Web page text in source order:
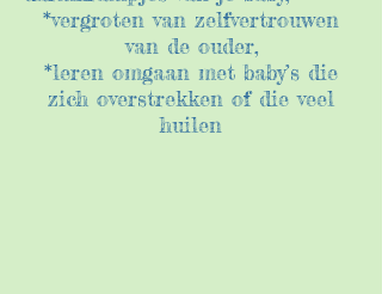
*vergroten van zelfvertrouwen
van de ouder,
*leren omgaan met baby’s die
zich overstrekken of die veel
huilen